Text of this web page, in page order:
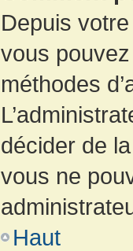
Depuis
vous
méthodes
décider de
vous ne
Haut